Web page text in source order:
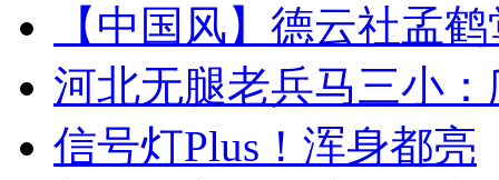
【中国风】德云社孟
河北无腿老兵马三小
信号灯Plus！浑身都亮